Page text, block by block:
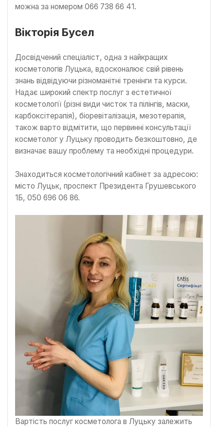
можна за номером 066 738 66 41.
Вікторія Бусел
Досвідчений спеціаліст, одна з найкращих
косметологів Луцька, вдосконалює свій рівень
знань відвідуючи різноманітні тренінги та курси.
Надає широкий спектр послуг з естетичної
косметології (різні види чисток та пілінгів, маски,
карбоксітерапія), біоревіталізація, мезотерапія,
також варто відмітити, що первинні консультації
косметолог у Луцьку проводить безкоштовно, де
визначає вашу проблему та необхідні процедури.
Знаходиться косметологічний кабінет за адресою:
місто Луцьк, проспект Президента Грушевського
1Б, 050 696 06 86.
Вартість послуг косметолога в Луцьку залежить